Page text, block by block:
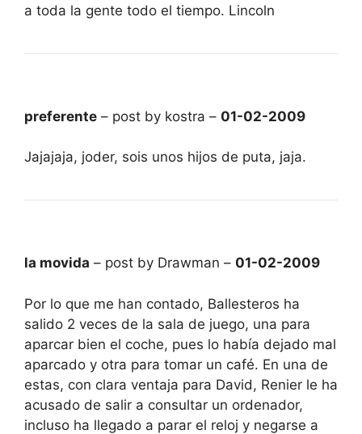
a toda la gente todo el tiempo. Lincoln
preferente – post by kostra – 01-02-2009
Jajajaja, joder, sois unos hijos de puta, jaja.
la movida – post by Drawman – 01-02-2009
Por lo que me han contado, Ballesteros ha
salido 2 veces de la sala de juego, una para
aparcar bien el coche, pues lo había dejado mal
aparcado y otra para tomar un café. En una de
estas, con clara ventaja para David, Renier le ha
acusado de salir a consultar un ordenador,
incluso ha llegado a parar el reloj y negarse a